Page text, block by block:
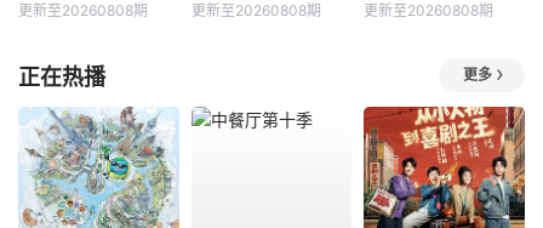
更新至20260808期 更新至20260808期 更新至20260808期
正在热播 更多